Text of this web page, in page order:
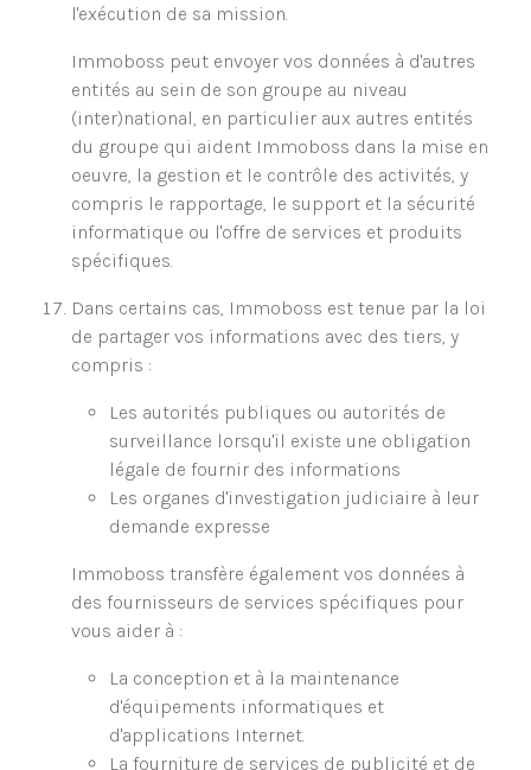
l'exécution de sa mission.
Immoboss peut envoyer vos données à d'autres
entités au sein de son groupe au niveau
(inter)national, en particulier aux autres entités
du groupe qui aident Immoboss dans la mise en
oeuvre, la gestion et le contrôle des activités, y
compris le rapportage, le support et la sécurité
informatique ou l'offre de services et produits
spécifiques.
Dans certains cas, Immoboss est tenue par la loi
de partager vos informations avec des tiers, y
compris :
Les autorités publiques ou autorités de
surveillance lorsqu'il existe une obligation
légale de fournir des informations
Les organes d'investigation judiciaire à leur
demande expresse
Immoboss transfère également vos données à
des fournisseurs de services spécifiques pour
vous aider à :
La conception et à la maintenance
d'équipements informatiques et
d'applications Internet.
La fourniture de services de publicité et de